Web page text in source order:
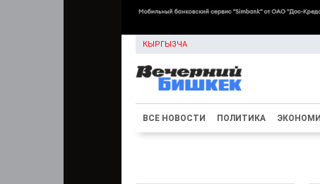
КЫРГЫЗЧА
ВСЕ НОВОСТИ ПОЛИТИКА